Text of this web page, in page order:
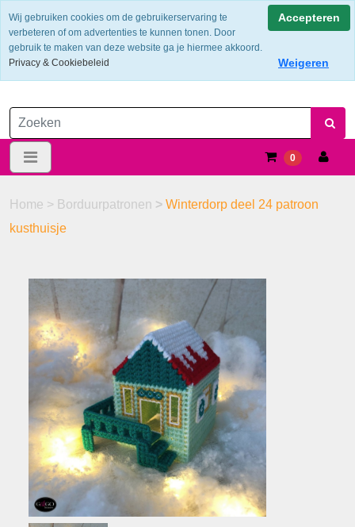
Verzendkosten €6.25 ---> NL: gratis verzending vanaf €60,-
0
Home > Borduurpatronen > Winterdorp deel 24 patroon
kusthuisje
Wij gebruiken cookies om de gebruikerservaring te
verbeteren of om advertenties te kunnen tonen. Door
gebruik te maken van deze website ga je hiermee akkoord.
Privacy & Cookiebeleid
Accepteren
Weigeren